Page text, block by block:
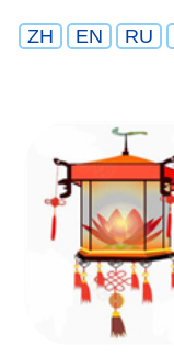
ZH EN RU